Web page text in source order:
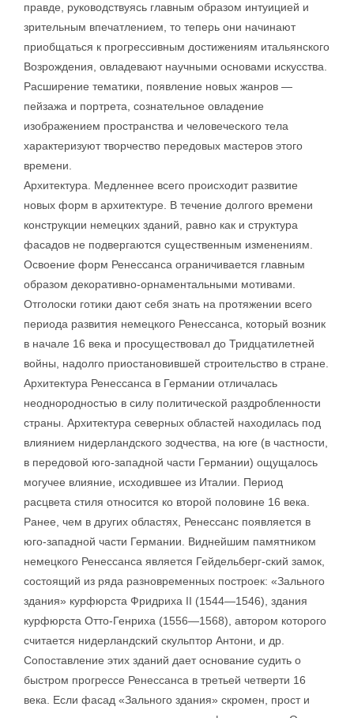
правде, руководствуясь главным образом интуицией и
зрительным впечатлением, то теперь они начинают
приобщаться к прогрессивным достижениям итальянского
Возрождения, овладевают научными основами искусства.
Расширение тематики, появление новых жанров —
пейзажа и портрета, сознательное овладение
изображением пространства и человеческого тела
характеризуют творчество передовых мастеров этого
времени.
Архитектура. Медленнее всего происходит развитие
новых форм в архитектуре. В течение долгого времени
конструкции немецких зданий, равно как и структура
фасадов не подвергаются существенным изменениям.
Освоение форм Ренессанса ограничивается главным
образом декоративно-орнаментальными мотивами.
Отголоски готики дают себя знать на протяжении всего
периода развития немецкого Ренессанса, который возник
в начале 16 века и просуществовал до Тридцатилетней
войны, надолго приостановившей строительство в стране.
Архитектура Ренессанса в Германии отличалась
неоднородностью в силу политической раздробленности
страны. Архитектура северных областей находилась под
влиянием нидерландского зодчества, на юге (в частности,
в передовой юго-западной части Германии) ощущалось
могучее влияние, исходившее из Италии. Период
расцвета стиля относится ко второй половине 16 века.
Ранее, чем в других областях, Ренессанс появляется в
юго-западной части Германии. Виднейшим памятником
немецкого Ренессанса является Гейдельберг-ский замок,
состоящий из ряда разновременных построек: «Зального
здания» курфюрста Фридриха II (1544—1546), здания
курфюрста Отто-Генриха (1556—1568), автором которого
считается нидерландский скульптор Антони, и др.
Сопоставление этих зданий дает основание судить о
быстром прогрессе Ренессанса в третьей четверти 16
века. Если фасад «Зального здания» скромен, прост и